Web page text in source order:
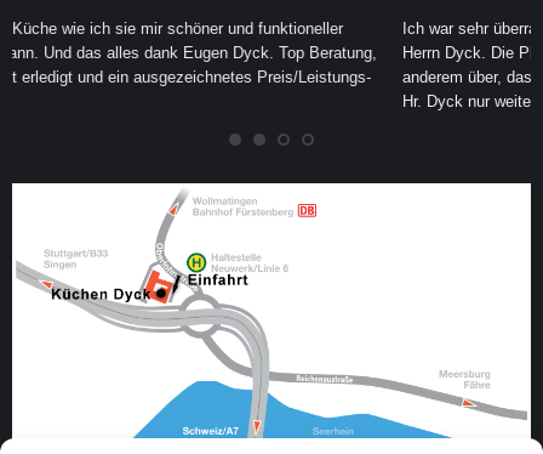
Ich war sehr überrascht von der raschen und perfekten Arbeit vom
Herrn Dyck. Die Planung und die Verwirklichung ging in ein nach dem
anderem über, dass uns keine Wartezeiten entstanden sind. Ich kann
Hr. Dyck nur weiterempfehlen, wer sorgenfreineine Küche kaufen